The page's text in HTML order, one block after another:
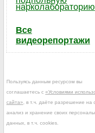
нарколабораторию
Все
видеорепортажи
Пользуясь данным ресурсом вы
соглашаетесь с «Условиями
сайта» , в т.ч. даёте разрешение на
анализ и хранение своих
данных, в т.ч. cookies.